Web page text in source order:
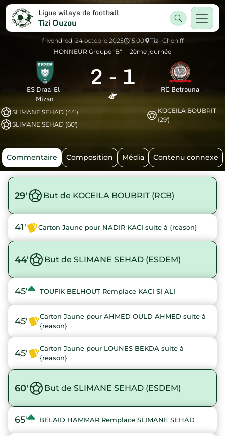
Ligue wilaya de football
Tizi Ouzou
vendredi 24 octobre 2025 15:00
Tizi-Gheniff
HONNEUR Groupe "B"
2ème journée
ES Draa-El-
Mizan
2 - 1 RC Betrouna
SLIMANE SEHAD (44')
SLIMANE SEHAD (60')
KOCEILA BOUBRIT
(29')
Commentaire Composition Média Contenu connexe
29' But de KOCEILA BOUBRIT (RCB)
41' Carton Jaune pour NADIR KACI suite à {reason}
44' But de SLIMANE SEHAD (ESDEM)
45' TOUFIK BELHOUT Remplace KACI SI ALI
45'
Carton Jaune pour AHMED OULD AHMED suite à
{reason}
45'
Carton Jaune pour LOUNES BEKDA suite à
{reason}
60' But de SLIMANE SEHAD (ESDEM)
65' BELAID HAMMAR Remplace SLIMANE SEHAD